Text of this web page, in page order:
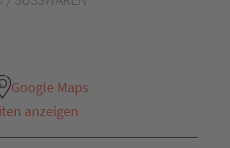
Google Maps
anzeigen